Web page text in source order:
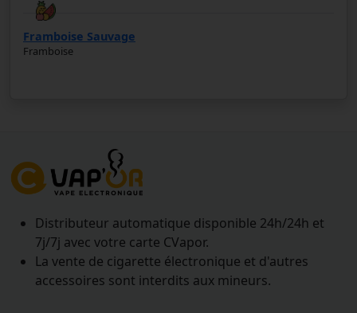
Framboise Sauvage
Framboise
Distributeur automatique disponible 24h/24h et
7j/7j avec votre carte CVapor.
La vente de cigarette électronique et d'autres
accessoires sont interdits aux mineurs.